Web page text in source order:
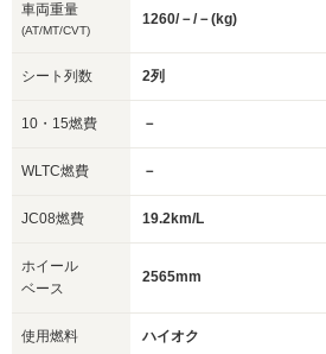
車両重量
(AT/MT/CVT)
1260/－/－(kg)
シート列数 2列
10・15燃費 －
WLTC燃費 －
JC08燃費 19.2km/L
ホイール
ベース
2565mm
使用燃料 ハイオク